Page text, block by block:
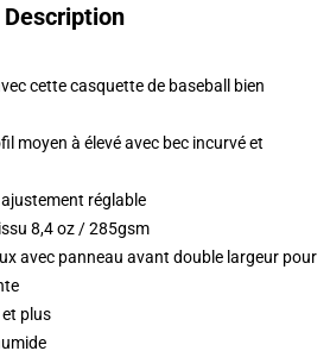
Description
cette casquette de baseball bien
moyen à élevé avec bec incurvé et
réglable
8,4 oz / 285gsm
avec panneau avant double largeur pour
et plus